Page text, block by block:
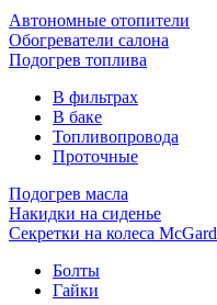
Автономные отопители
Обогреватели салона
Подогрев топлива
В фильтрах
В баке
Топливопровода
Проточные
Подогрев масла
Накидки на сиденье
Секретки на колеса McGard
Болты
Гайки